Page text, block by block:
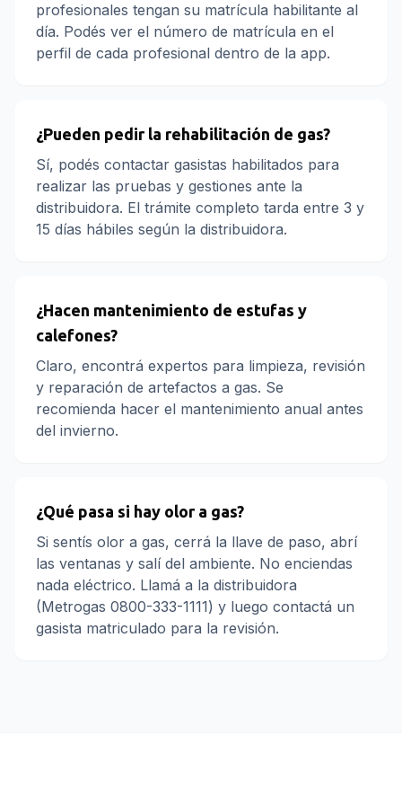
profesionales tengan su matrícula habilitante al
día. Podés ver el número de matrícula en el
perfil de cada profesional dentro de la app.
¿Pueden pedir la rehabilitación de gas?
Sí, podés contactar gasistas habilitados para
realizar las pruebas y gestiones ante la
distribuidora. El trámite completo tarda entre 3 y
15 días hábiles según la distribuidora.
¿Hacen mantenimiento de estufas y
calefones?
Claro, encontrá expertos para limpieza, revisión
y reparación de artefactos a gas. Se
recomienda hacer el mantenimiento anual antes
del invierno.
¿Qué pasa si hay olor a gas?
Si sentís olor a gas, cerrá la llave de paso, abrí
las ventanas y salí del ambiente. No enciendas
nada eléctrico. Llamá a la distribuidora
(Metrogas 0800-333-1111) y luego contactá un
gasista matriculado para la revisión.